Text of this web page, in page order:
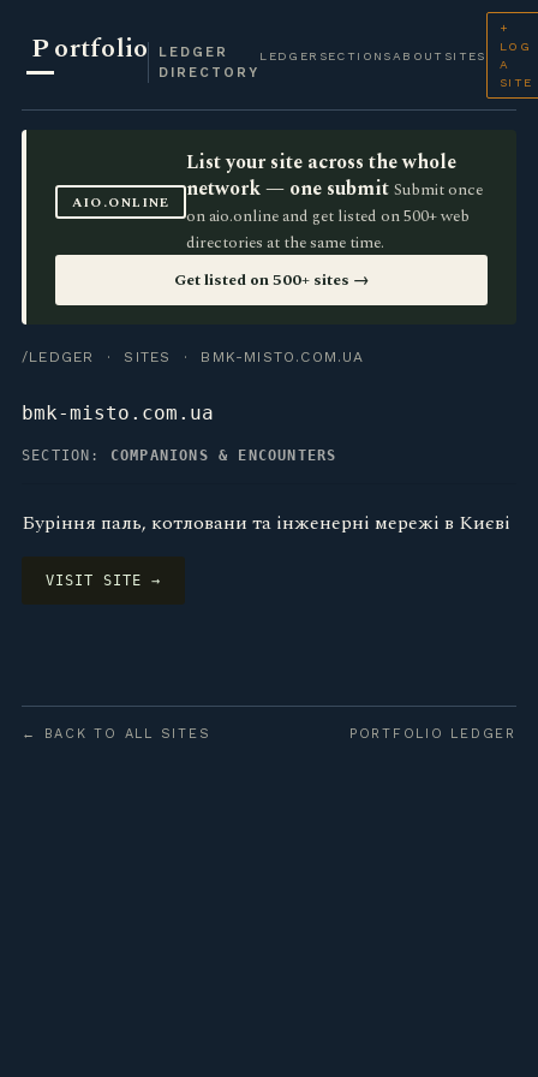
Portfolio
LEDGER
DIRECTORY
LEDGER SECTIONS ABOUT SITES
+
LOG
A
SITE
AIO.ONLINE
List your site across the whole
network — one submit Submit once
on aio.online and get listed on 500+ web
directories at the same time.
Get listed on 500+ sites →
/LEDGER · SITES · BMK-MISTO.COM.UA
bmk-misto.com.ua
SECTION: COMPANIONS & ENCOUNTERS
Буріння паль, котловани та інженерні мережі в Києві
VISIT SITE →
← BACK TO ALL SITES PORTFOLIO LEDGER